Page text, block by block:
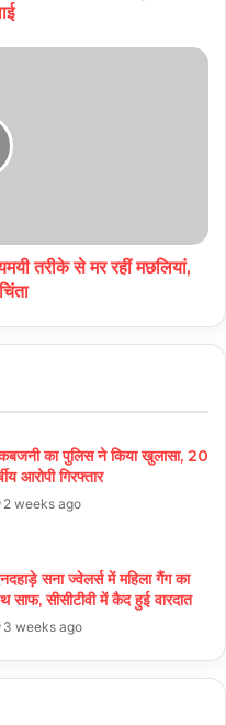
तरीके से मर रहीं मछलियां,
का पुलिस ने किया खुलासा, 20
आरोपी गिरफ्तार
2 weeks ago
सना ज्वेलर्स में महिला गैंग का
साफ, सीसीटीवी में कैद हुई वारदात
3 weeks ago